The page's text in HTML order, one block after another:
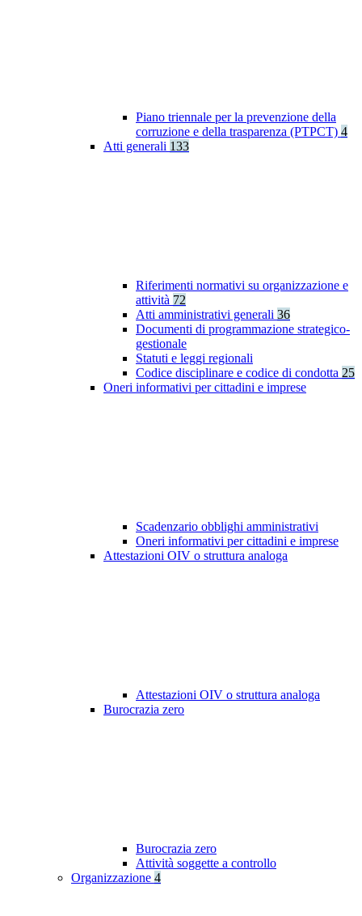
Piano triennale per la prevenzione della
corruzione e della trasparenza (PTPCT) 4
Atti generali 133
Riferimenti normativi su organizzazione e
attività 72
Atti amministrativi generali 36
Documenti di programmazione strategico-
gestionale
Statuti e leggi regionali
Codice disciplinare e codice di condotta 25
Oneri informativi per cittadini e imprese
Scadenzario obblighi amministrativi
Oneri informativi per cittadini e imprese
Attestazioni OIV o struttura analoga
Attestazioni OIV o struttura analoga
Burocrazia zero
Burocrazia zero
Attività soggette a controllo
Organizzazione 4